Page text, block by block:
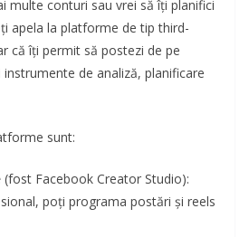
multe conturi sau vrei să îți planifici
apela la platforme de tip third-
că îți permit să postezi de pe
de analiză, planificare
sunt:
(fost Facebook Creator Studio):
poți programa postări și reels